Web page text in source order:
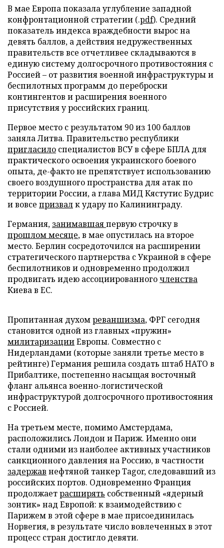
В мае Европа показала углубление западной
конфронтационной стратегии (.pdf). Средний
показатель индекса враждебности вырос на
девять баллов, а действия недружественных
правительств все отчетливее складываются в
единую систему долгосрочного противостояния с
Россией – от развития военной инфраструктуры и
беспилотных программ до переброски
контингентов и расширения военного
присутствия у российских границ.
Первое место с результатом 90 из 100 баллов
заняла Литва. Правительство республики
пригласило специалистов ВСУ в сфере БПЛА для
практического освоения украинского боевого
опыта, де-факто не препятствует использованию
своего воздушного пространства для атак по
территории России, а глава МИД Кястутис Будрис
и вовсе призвалк удару по Калининграду.
Германия, занимавшаяпервую строчку в
прошлом месяце, в мае опустилась на второе
место. Берлин сосредоточился на расширении
стратегического партнерства с Украиной в сфере
беспилотников и одновременно продолжил
продвигать идею ассоциированногочленства
Киева в ЕС.
Пропитанная духомреваншизма, ФРГ сегодня
становится одной из главных «пружин»
милитаризацииЕвропы. Совместно с
Нидерландами (которые заняли третье место в
рейтинге) Германия решила создать штаб НАТО в
Прибалтике, постепенно насыщая восточный
фланг альянса военно-логистической
инфраструктурой долгосрочного противостояния
с Россией.
На третьем месте, помимо Амстердама,
расположились Лондон и Париж. Именно они
стали одними из наиболее активных участников
санкционного давления на Россию, в частности
задержав нефтяной танкер Tagor, следовавший из
российских портов. Одновременно Франция
продолжаетрасширять собственный «ядерный
зонтик» над Европой: к взаимодействию с
Парижем в этой сфере в мае присоединилась
Норвегия, в результате число вовлеченных в этот
процесс стран достигло девяти.